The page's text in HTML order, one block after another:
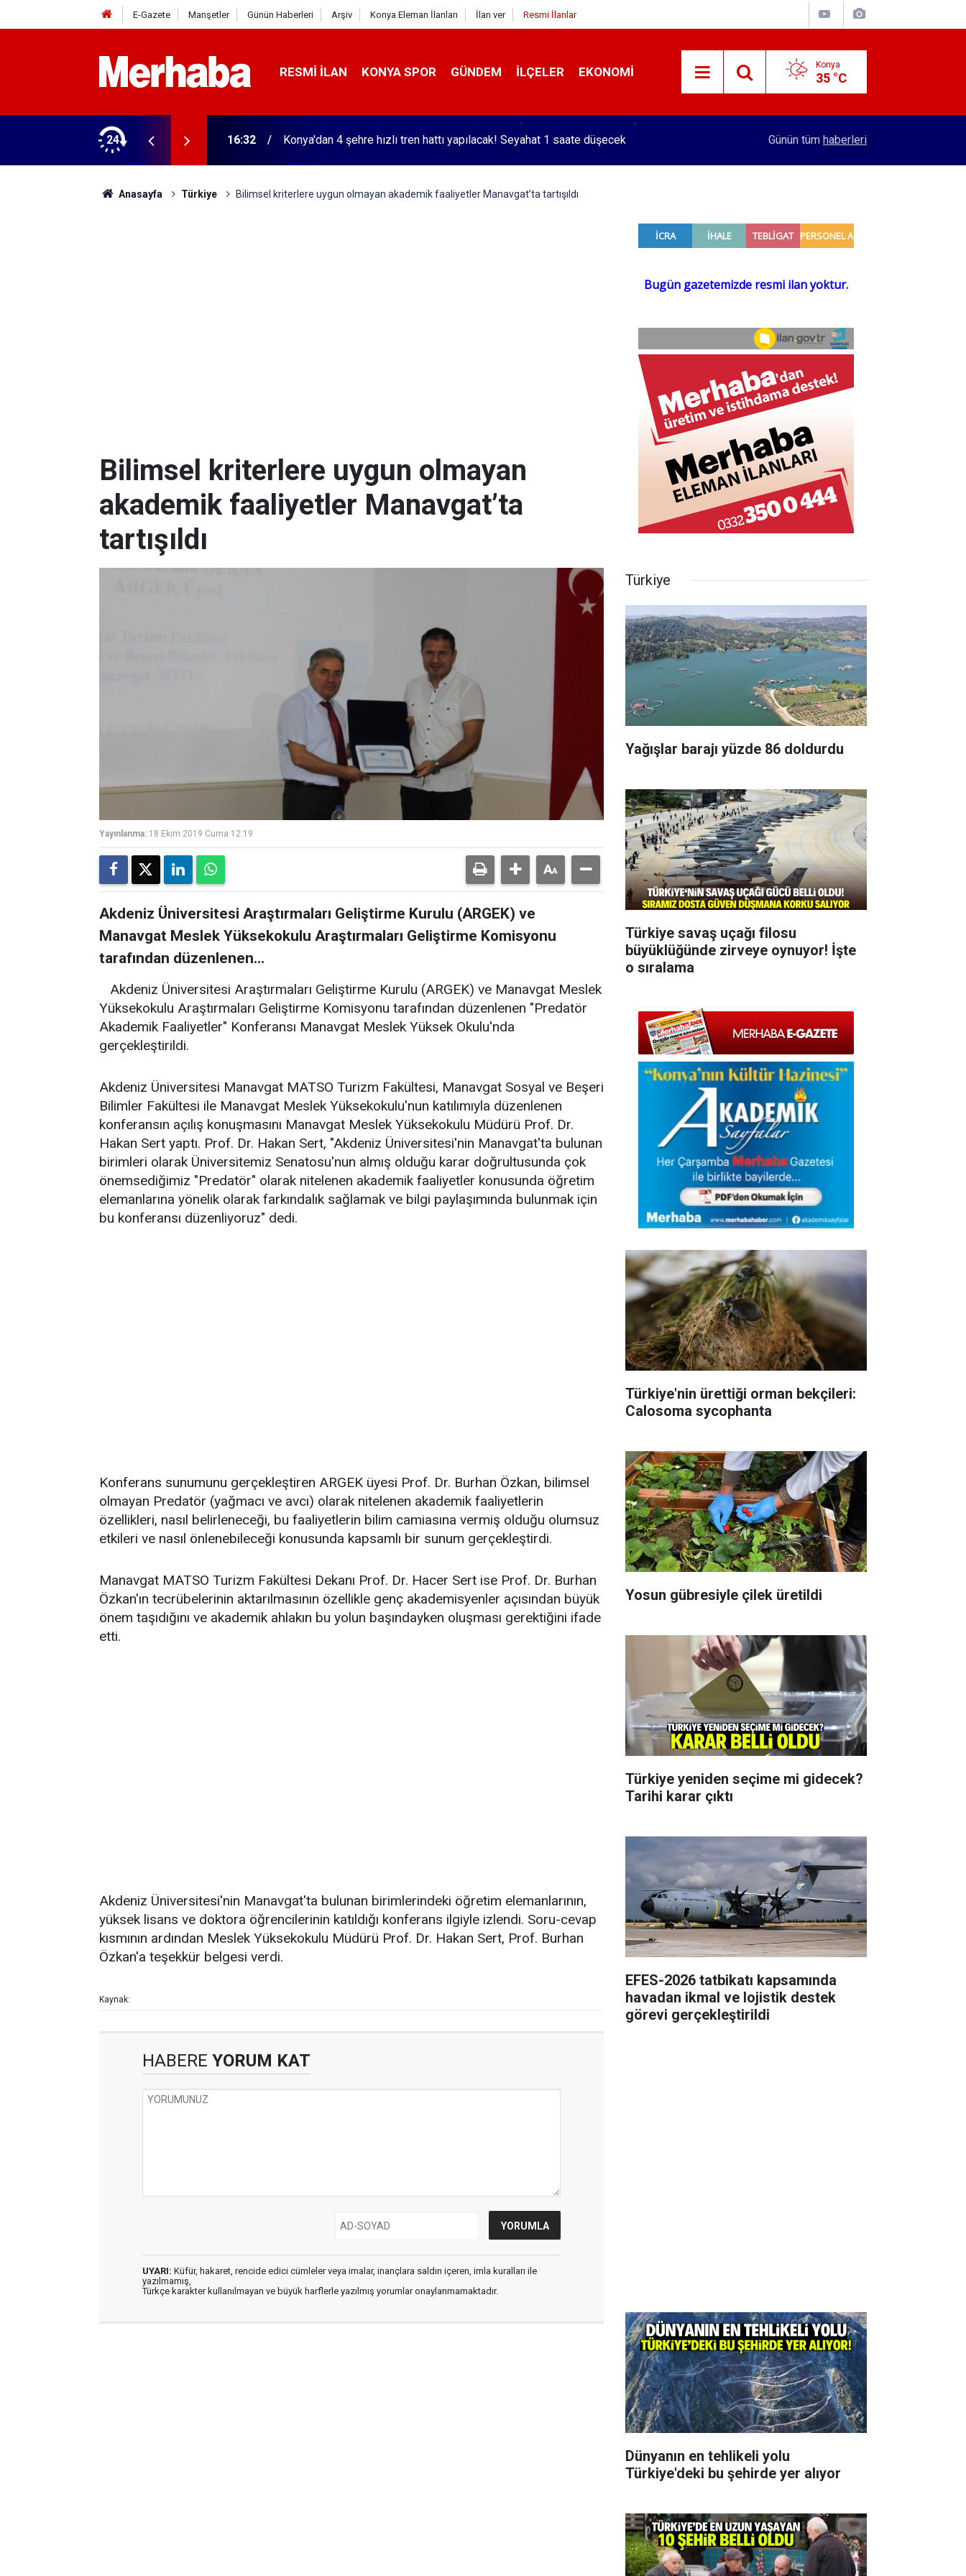
E-Gazete Manşetler Günün Haberleri Arşiv Konya Eleman İlanları İlan ver Resmi İlanlar
RESMI İLAN KONYA SPOR GÜNDEM İLÇELER EKONOMI Konya
35 °C
24
olay! Bu 51 şehirde yeni dönem başladı 16:32 Konya'dan 4 şehre hızlı tren hattı yapılacak! Seyahat 1 saate düşecek Demirel ve Karagöz ailelerinin mutlu günü
Günün tüm haberleri
Anasayfa Türkiye Bilimsel kriterlere uygun olmayan akademik faaliyetler Manavgat’ta tartışıldı
Bilimsel kriterlere uygun olmayan
akademik faaliyetler Manavgat’ta
tartışıldı
Yayınlanma: 18 Ekim 2019 Cuma 12:19
Akdeniz Üniversitesi Araştırmaları Geliştirme Kurulu (ARGEK) ve
Manavgat Meslek Yüksekokulu Araştırmaları Geliştirme Komisyonu
tarafından düzenlenen...
Akdeniz Üniversitesi Araştırmaları Geliştirme Kurulu (ARGEK) ve Manavgat Meslek
Yüksekokulu Araştırmaları Geliştirme Komisyonu tarafından düzenlenen "Predatör
Akademik Faaliyetler" Konferansı Manavgat Meslek Yüksek Okulu'nda
gerçekleştirildi.
Akdeniz Üniversitesi Manavgat MATSO Turizm Fakültesi, Manavgat Sosyal ve Beşeri
Bilimler Fakültesi ile Manavgat Meslek Yüksekokulu'nun katılımıyla düzenlenen
konferansın açılış konuşmasını Manavgat Meslek Yüksekokulu Müdürü Prof. Dr.
Hakan Sert yaptı. Prof. Dr. Hakan Sert, "Akdeniz Üniversitesi'nin Manavgat'ta bulunan
birimleri olarak Üniversitemiz Senatosu'nun almış olduğu karar doğrultusunda çok
önemsediğimiz "Predatör" olarak nitelenen akademik faaliyetler konusunda öğretim
elemanlarına yönelik olarak farkındalık sağlamak ve bilgi paylaşımında bulunmak için
bu konferansı düzenliyoruz" dedi.
Konferans sunumunu gerçekleştiren ARGEK üyesi Prof. Dr. Burhan Özkan, bilimsel
olmayan Predatör (yağmacı ve avcı) olarak nitelenen akademik faaliyetlerin
özellikleri, nasıl belirleneceği, bu faaliyetlerin bilim camiasına vermiş olduğu olumsuz
etkileri ve nasıl önlenebileceği konusunda kapsamlı bir sunum gerçekleştirdi.
Manavgat MATSO Turizm Fakültesi Dekanı Prof. Dr. Hacer Sert ise Prof. Dr. Burhan
Özkan'ın tecrübelerinin aktarılmasının özellikle genç akademisyenler açısından büyük
önem taşıdığını ve akademik ahlakın bu yolun başındayken oluşması gerektiğini ifade
etti.
Akdeniz Üniversitesi'nin Manavgat'ta bulunan birimlerindeki öğretim elemanlarının,
yüksek lisans ve doktora öğrencilerinin katıldığı konferans ilgiyle izlendi. Soru-cevap
kısmının ardından Meslek Yüksekokulu Müdürü Prof. Dr. Hakan Sert, Prof. Burhan
Özkan'a teşekkür belgesi verdi.
Kaynak:
HABERE YORUM KAT
UYARI: Küfür, hakaret, rencide edici cümleler veya imalar, inançlara saldırı içeren, imla kuralları ile
yazılmamış,
Türkçe karakter kullanılmayan ve büyük harflerle yazılmış yorumlar onaylanmamaktadır.
Türkiye
Yağışlar barajı yüzde 86 doldurdu
Türkiye savaş uçağı filosu
büyüklüğünde zirveye oynuyor! İşte
o sıralama
Türkiye'nin ürettiği orman bekçileri:
Calosoma sycophanta
Yosun gübresiyle çilek üretildi
Türkiye yeniden seçime mi gidecek?
Tarihi karar çıktı
EFES-2026 tatbikatı kapsamında
havadan ikmal ve lojistik destek
görevi gerçekleştirildi
Dünyanın en tehlikeli yolu
Türkiye'deki bu şehirde yer alıyor